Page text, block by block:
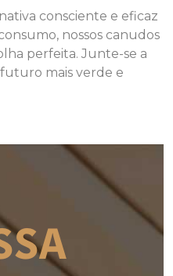
consciente e eficaz
nossos canudos
perfeita. Junte-se a
mais verde e